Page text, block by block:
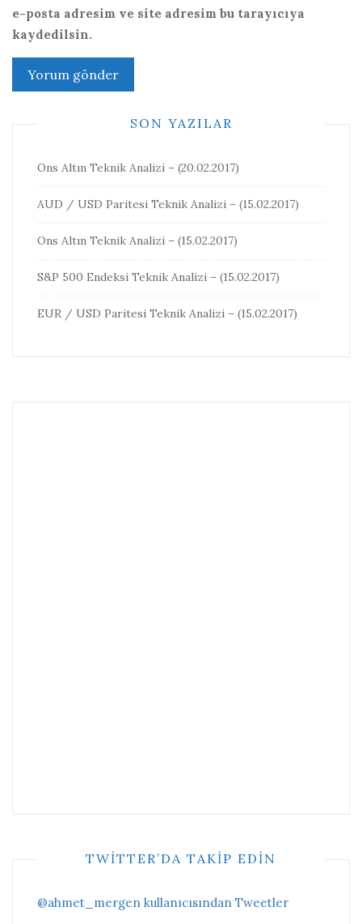
e-posta adresim ve site adresim bu tarayıcıya
kaydedilsin.
SON YAZILAR
Ons Altın Teknik Analizi – (20.02.2017)
AUD / USD Paritesi Teknik Analizi – (15.02.2017)
Ons Altın Teknik Analizi – (15.02.2017)
S&P 500 Endeksi Teknik Analizi – (15.02.2017)
EUR / USD Paritesi Teknik Analizi – (15.02.2017)
TWITTER’DA TAKIP EDIN
@ahmet_mergen kullanıcısından Tweetler